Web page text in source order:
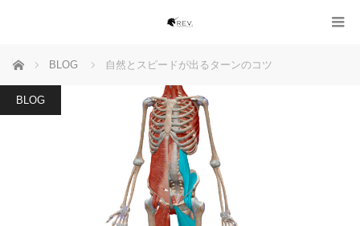
ホーム BLOG 自然とスピードが出るターンのコツ
BLOG